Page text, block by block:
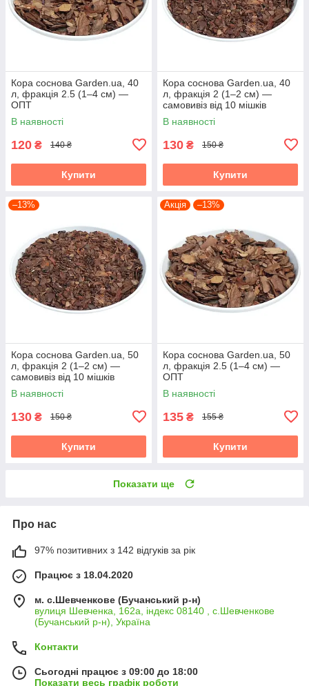
Кора соснова Garden.ua, 40
л, фракція 2.5 (1–4 см) —
ОПТ
В наявності
120 ₴ 140 ₴
Купити
Кора соснова Garden.ua, 40
л, фракція 2 (1–2 см) —
самовивіз від 10 мішків
В наявності
130 ₴ 150 ₴
Купити
–13%
Кора соснова Garden.ua, 50
л, фракція 2 (1–2 см) —
самовивіз від 10 мішків
В наявності
130 ₴ 150 ₴
Купити
Акція –13%
Кора соснова Garden.ua, 50
л, фракція 2.5 (1–4 см) —
ОПТ
В наявності
135 ₴ 155 ₴
Купити
Показати ще
Про нас
97% позитивних з 142 відгуків за рік
Працює з 18.04.2020
м. с.Шевченкове (Бучанський р-н)
вулиця Шевченка, 162а, індекс 08140 , с.Шевченкове
(Бучанський р-н), Україна
Контакти
Сьогодні працює з 09:00 до 18:00
Показати весь графік роботи